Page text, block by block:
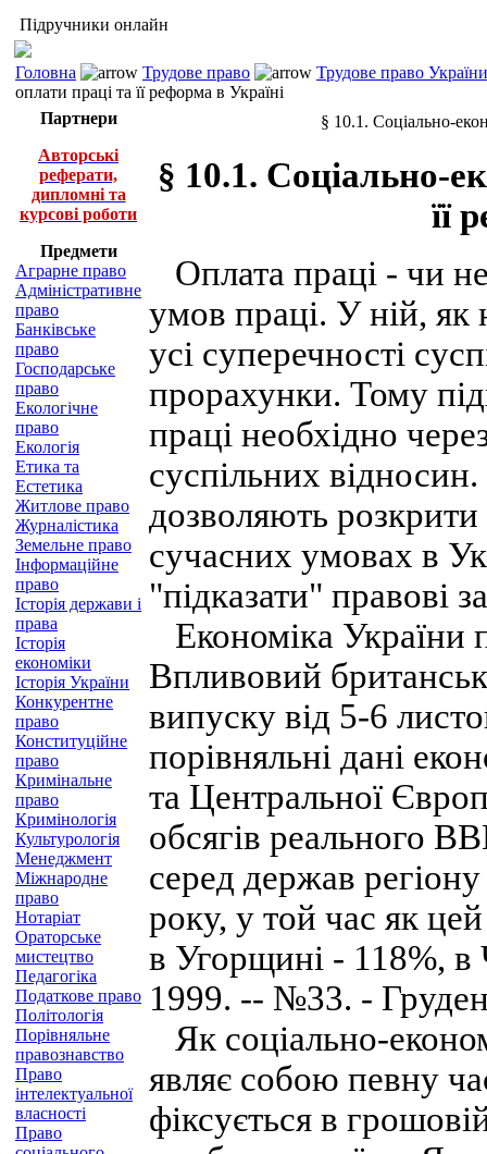
Підручники онлайн
Головна Трудове право
Трудове право
оплати праці та її реформа в Україні
Партнери
Авторські
реферати,
дипломні та
курсові роботи
Предмети
Аграрне право
Адміністративне
право
Банківське
право
Господарське
право
Екологічне
право
Екологія
Етика та
Естетика
Житлове право
Журналістика
Земельне право
Інформаційне
право
Історія держави і
права
Історія
економіки
Історія України
Конкурентне
право
Конституційне
право
Кримінальне
право
Кримінологія
Культурологія
Менеджмент
Міжнародне
право
Нотаріат
Ораторське
мистецтво
Педагогіка
Податкове право
Політологія
Порівняльне
правознавство
Право
інтелектуальної
власності
Право
§ 10.1. Соціально-
§ 10.1. Соціально-
її
Оплата праці - чи
умов праці. У ній, як
усі суперечності
прорахунки. Тому
праці необхідно
суспільних
дозволяють
сучасних умовах в
"підказати" правові
Економіка України
Впливовий
випуску від 5-6
порівняльні дані
та Центральної
обсягів реального
серед держав
року, у той час як
в Угорщині - 118%, в
1999. -- №33. -
Як соціально-
являє собою певну
фіксується в